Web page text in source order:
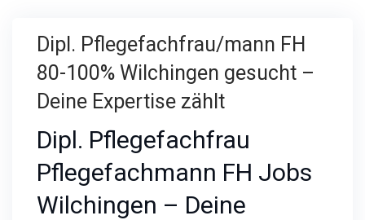
Dipl. Pflegefachfrau/mann FH
80-100% Wilchingen gesucht –
Deine Expertise zählt
Dipl. Pflegefachfrau
Pflegefachmann FH Jobs
Wilchingen – Deine